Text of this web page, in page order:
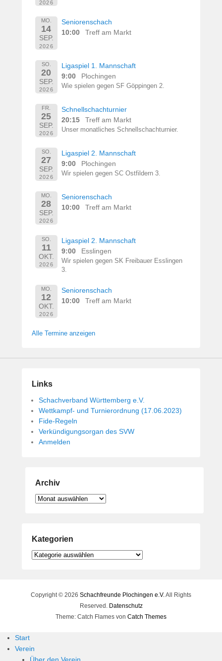
2026
MO.
14
SEP.
2026
Seniorenschach
10:00
Treff am Markt
SO.
20
SEP.
2026
Ligaspiel 1. Mannschaft
9:00
Plochingen
Wie spielen gegen SF Göppingen 2.
FR.
25
SEP.
2026
Schnellschachturnier
20:15
Treff am Markt
Unser monatliches Schnellschachturnier.
SO.
27
SEP.
2026
Ligaspiel 2. Mannschaft
9:00
Plochingen
Wir spielen gegen SC Ostfildern 3.
MO.
28
SEP.
2026
Seniorenschach
10:00
Treff am Markt
SO.
11
OKT.
2026
Ligaspiel 2. Mannschaft
9:00
Esslingen
Wir spielen gegen SK Freibauer Esslingen
3.
MO.
12
OKT.
2026
Seniorenschach
10:00
Treff am Markt
Alle Termine anzeigen
Links
Schachverband Württemberg e.V.
Wettkampf- und Turnierordnung (17.06.2023)
Fide-Regeln
Verkündigungsorgan des SVW
Anmelden
Archiv
Archiv
Kategorien
Kategorien
Copyright © 2026 Schachfreunde Plochingen e.V. All Rights
Reserved. Datenschutz
Theme: Catch Flames von Catch Themes
Start
Verein
Über den Verein